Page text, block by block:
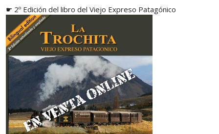
☛ 2º Edición del libro del Viejo Expreso Patagónico